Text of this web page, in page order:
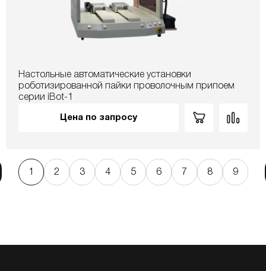
Настольные автоматические установки
роботизированной пайки проволочным припоем
серии iBot-1
Цена по запросу
1 2 3 4 5 6 7 8 9